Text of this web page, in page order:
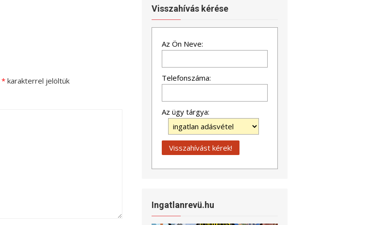
* karakterrel jelöltük
Visszahívás kérése
Az Ön Neve:
Telefonszáma:
Az ügy tárgya:
Ingatlanrevü.hu